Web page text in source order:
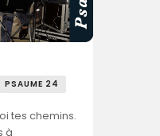
PSAUME 24
tes chemins.
à